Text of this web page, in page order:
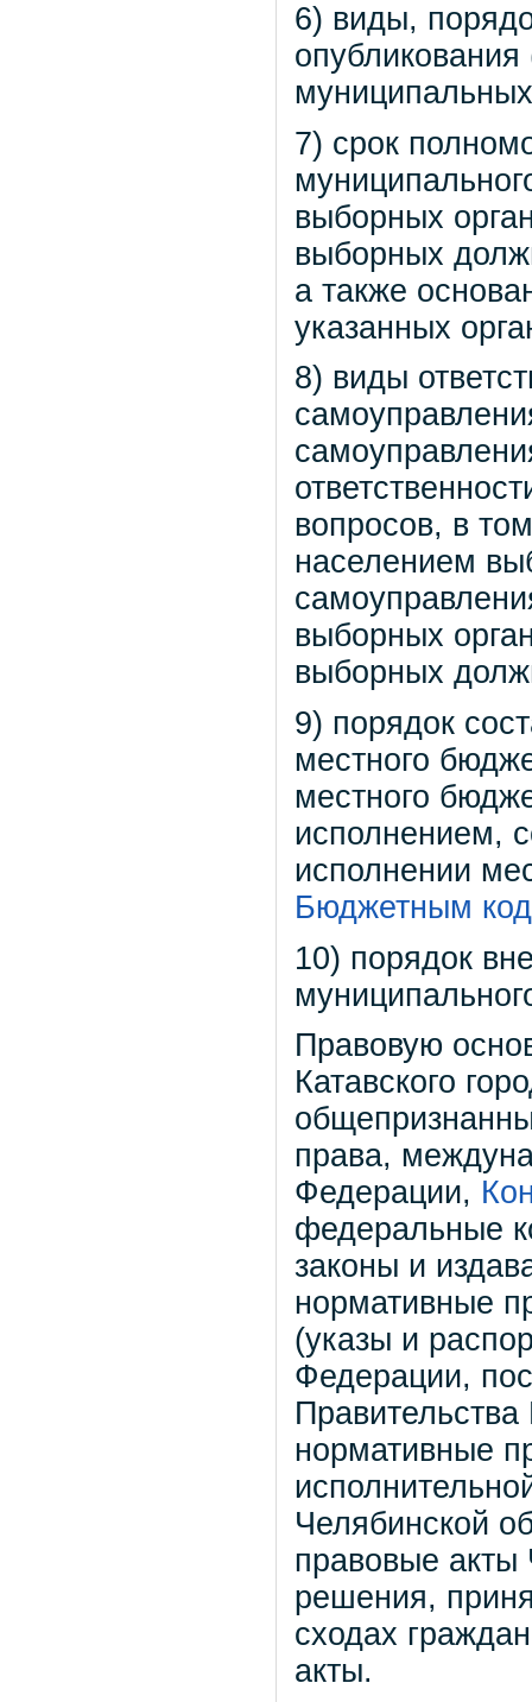
6) виды,
7) срок
выборных
выборных
а также
указанных
8) виды
вопросов, в
населением
выборных
выборных
9) порядок
местного
местного
исполнением,
исполнении
Бюджетным
10) порядок
Правовую
Катавского
права,
Федерации,
федеральные
законы и
нормативные
(указы и
Федерации,
нормативные
Челябинской
правовые акты
решения,
сходах
акты.